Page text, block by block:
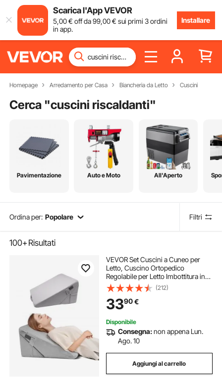
Scarica l'App VEVOR
5,00€ off da99,00€ sui primi 3 ordini
in app.
Installare
Homepage Arredamento per Casa Biancheria da Letto Cuscini
Cerca "cuscini riscaldanti"
Pavimentazione Auto e Moto All'Aperto
Ordina per: Popolare Filtri
100+Risultati
VEVOR Set Cuscini a Cuneo per
Letto, Cuscino Ortopedico
Regolabile per Letto Imbottitura in
Schiuma ad Alta Densità 25D
Fodera Lavabile, Cuscini Comodi
(212)
3390€
Disponibile
Consegna:non appena Lun.
Ago. 10
Aggiungi al carrello